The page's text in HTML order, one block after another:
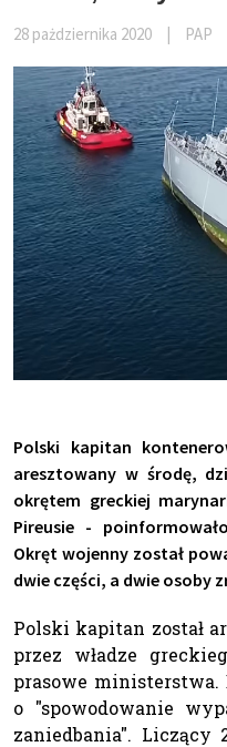
28 pażdziernika 2020 PAP
Polski kapitan
aresztowany w środę,
okrętem greckiej
Pireusie -
Okręt wojenny został
dwie części, a dwie osoby
Polski kapitan został
przez władze
prasowe ministerstwa.
o "spowodowanie
zaniedbania". Liczący